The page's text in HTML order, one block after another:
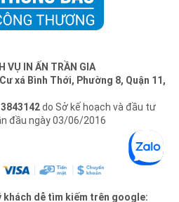
VỤ IN ẤN TRẦN GIA
xá Bình Thới, Phường 8, Quận 11,
do Sở kế hoạch và đầu tư
đầu ngày 03/06/2016
dễ tìm kiếm trên google: